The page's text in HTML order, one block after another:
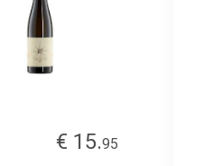
€ 15.95